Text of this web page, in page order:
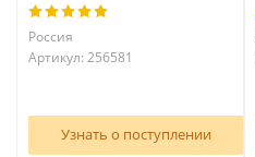
Россия
Артикул: 256581
Узнать о поступлении